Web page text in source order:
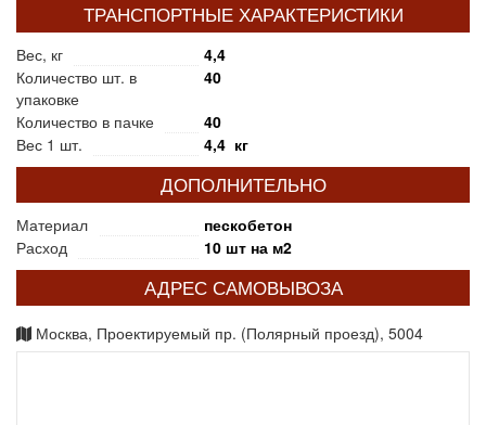
ТРАНСПОРТНЫЕ ХАРАКТЕРИСТИКИ
Вес, кг
4,4
Количество шт. в
упаковке
40
Количество в пачке
40
Вес 1 шт.
4,4 кг
ДОПОЛНИТЕЛЬНО
Материал
пескобетон
Расход
10 шт на м2
АДРЕС САМОВЫВОЗА
Москва, Проектируемый пр. (Полярный проезд), 5004